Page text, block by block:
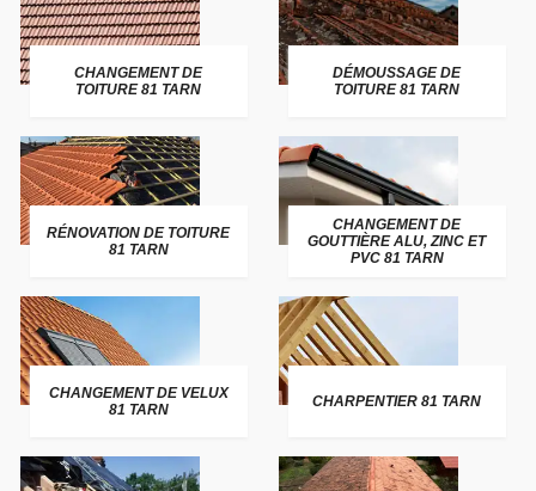
CHANGEMENT DE
TOITURE 81 TARN
DÉMOUSSAGE DE
TOITURE 81 TARN
RÉNOVATION DE TOITURE
81 TARN
CHANGEMENT DE
GOUTTIÈRE ALU, ZINC ET
PVC 81 TARN
CHANGEMENT DE VELUX
81 TARN
CHARPENTIER 81 TARN